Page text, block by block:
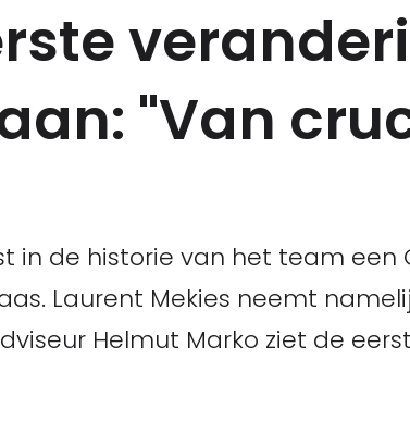
"Van
in de historie van het team een
Laurent Mekies neemt
Helmut Marko ziet de